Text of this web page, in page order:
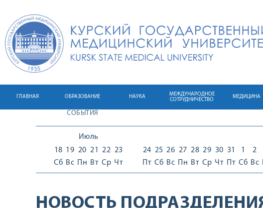
ГЛАВНАЯ ОБРАЗОВАНИЕ НАУКА
МЕЖДУНАРОДНОЕ
СОТРУДНИЧЕСТВО
МЕДИЦИНА
СОБЫТИЯ
Июль
18
Сб
19
Вс
20
Пн
21
Вт
22
Ср
23
Чт
24
Пт
25
Сб
26
Вс
27
Пн
28
Вт
29
Ср
30
Чт
31
Пт
1
Сб
2
Вс
НОВОСТЬ